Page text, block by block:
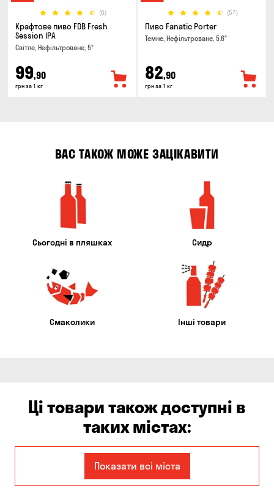
(6)
Крафтове пиво FDB Fresh
Session IPA
Світле, Нефільтроване, 5°
99,90
грн за 1 кг
(57)
Пиво Fanatic Porter
Темне, Нефільтроване, 5.6°
82,90
грн за 1 кг
ВАС ТАКОЖ МОЖЕ ЗАЦІКАВИТИ
Сьогодні в пляшках Сидр
Смаколики Інші товари
Ці товари також доступні в
таких містах:
Єлизаветівка
Авангард Бабурка
Показати всі міста